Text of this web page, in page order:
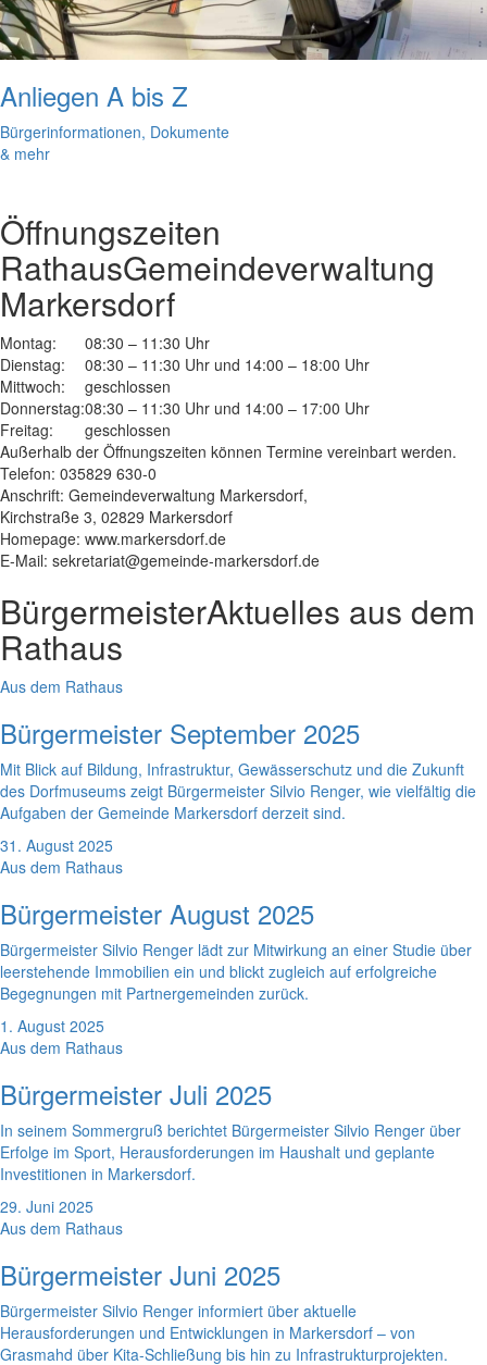
Anliegen A bis Z
Bürgerinformationen, Dokumente
& mehr
Öffnungszeiten
RathausGemeindeverwaltung
Markersdorf
Montag:
08:30 – 11:30 Uhr
Dienstag:
08:30 – 11:30 Uhr und 14:00 – 18:00 Uhr
Mittwoch:
geschlossen
Donnerstag:08:30 – 11:30 Uhr und 14:00 – 17:00 Uhr
Freitag:
geschlossen
Außerhalb der Öffnungszeiten können Termine vereinbart werden.
Telefon: 035829 630-0
Anschrift: Gemeindeverwaltung Markersdorf,
Kirchstraße 3, 02829 Markersdorf
Homepage: www.markersdorf.de
E-Mail: sekretariat@gemeinde-markersdorf.de
BürgermeisterAktuelles aus dem
Rathaus
Aus dem Rathaus
Bürgermeister September 2025
Mit Blick auf Bildung, Infrastruktur, Gewässerschutz und die Zukunft
des Dorfmuseums zeigt Bürgermeister Silvio Renger, wie vielfältig die
Aufgaben der Gemeinde Markersdorf derzeit sind.
31. August 2025
Aus dem Rathaus
Bürgermeister August 2025
Bürgermeister Silvio Renger lädt zur Mitwirkung an einer Studie über
leerstehende Immobilien ein und blickt zugleich auf erfolgreiche
Begegnungen mit Partnergemeinden zurück.
1. August 2025
Aus dem Rathaus
Bürgermeister Juli 2025
In seinem Sommergruß berichtet Bürgermeister Silvio Renger über
Erfolge im Sport, Herausforderungen im Haushalt und geplante
Investitionen in Markersdorf.
29. Juni 2025
Aus dem Rathaus
Bürgermeister Juni 2025
Bürgermeister Silvio Renger informiert über aktuelle
Herausforderungen und Entwicklungen in Markersdorf – von
Grasmahd über Kita-Schließung bis hin zu Infrastrukturprojekten.